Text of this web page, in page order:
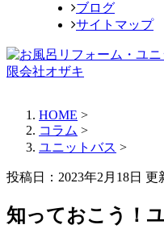
ブログ
サイトマップ
HOME >
コラム >
ユニットバス >
投稿日：2023年2月18日 更
知っておこう！